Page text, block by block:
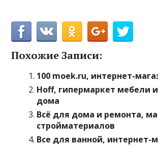
Похожие Записи:
100 moek.ru, интернет-
Hoff, гипермаркет мебели
дома
Всё для дома и ремонта,
стройматериалов
Все для ванной, интернет-